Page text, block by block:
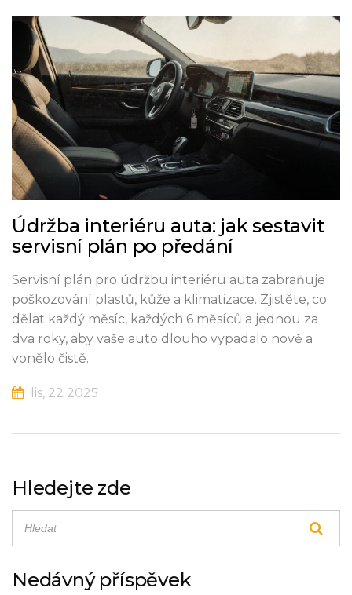
Údržba interiéru auta: jak sestavit
servisní plán po předání
Servisní plán pro údržbu interiéru auta zabraňuje
poškozování plastů, kůže a klimatizace. Zjistěte, co
dělat každý měsíc, každých 6 měsíců a jednou za
dva roky, aby vaše auto dlouho vypadalo nově a
vonělo čistě.
lis, 22 2025
Hledejte zde
Nedávný příspěvek